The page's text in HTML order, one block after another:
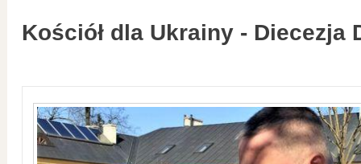
Kościół dla Ukrainy - Diecezja